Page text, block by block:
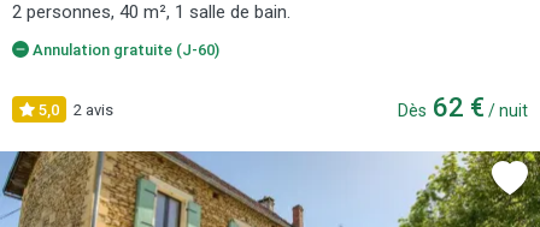
2 personnes, 40 m², 1 salle de bain.
Annulation gratuite (J-60)
5,0 2 avis Dès 62 € / nuit